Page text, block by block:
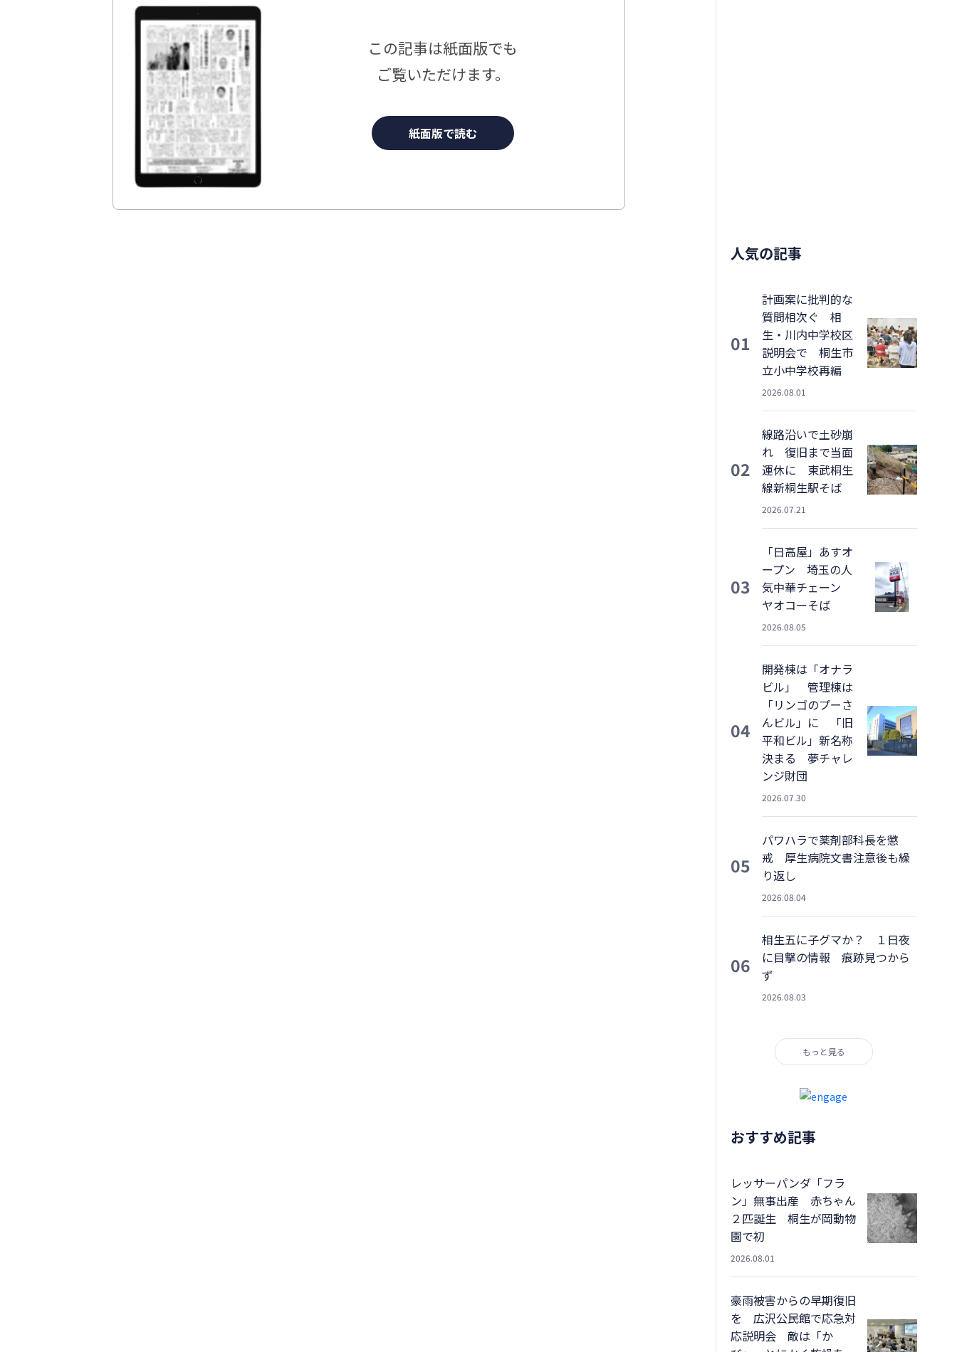
この記事は紙面版でも
ご覧いただけます。
紙面版で読む
人気の記事
01
計画案に批判的な
質問相次ぐ 相
生・川内中学校区
説明会で 桐生市
立小中学校再編
2026.08.01
02
線路沿いで土砂崩
れ 復旧まで当面
運休に 東武桐生
線新桐生駅そば
2026.07.21
03
「日高屋」あすオ
ープン 埼玉の人
気中華チェーン
ヤオコーそば
2026.08.05
04
開発棟は「オナラ
ビル」 管理棟は
「リンゴのプーさ
んビル」に 「旧
平和ビル」新名称
決まる 夢チャレ
ンジ財団
2026.07.30
05
パワハラで薬剤部科長を懲
戒 厚生病院文書注意後も繰
り返し
2026.08.04
06
相生五に子グマか？ １日夜
に目撃の情報 痕跡見つから
ず
2026.08.03
もっと見る
おすすめ記事
レッサーパンダ「フラ
ン」無事出産 赤ちゃん
２匹誕生 桐生が岡動物
園で初
2026.08.01
豪雨被害からの早期復旧
を 広沢公民館で応急対
応説明会 敵は「か